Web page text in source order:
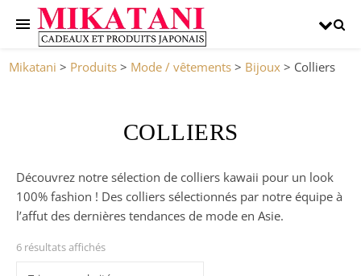
Mikatani > Produits > Mode / vêtements > Bijoux > Colliers
COLLIERS
Découvrez notre sélection de colliers kawaii pour un look
100% fashion ! Des colliers sélectionnés par notre équipe à
l’affut des dernières tendances de mode en Asie.
6 résultats affichés